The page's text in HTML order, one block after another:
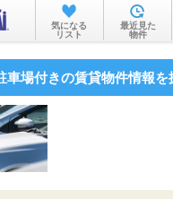
お部屋を探す
沿線・駅から
物件特集から
気になる
リスト
最近見た
物件
車場付きの賃貸物件情報を